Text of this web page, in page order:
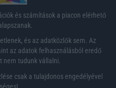
és számítások a piacon elérhető
és az adatközlők sem. Az
az adatok felhasználásból eredő
nem tudunk vállalni.
csak a tulajdonos engedélyével